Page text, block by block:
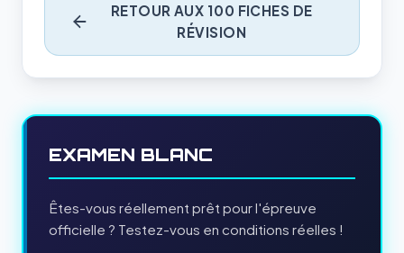
RETOUR AUX 100 FICHES DE
RÉVISION
EXAMEN BLANC
Êtes-vous réellement prêt pour l'épreuve
officielle ? Testez-vous en conditions réelles !